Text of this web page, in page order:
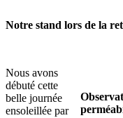
Notre stand lors de la
Nous avons
débuté cette
belle journée
ensoleillée par